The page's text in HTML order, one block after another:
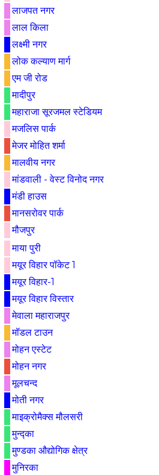
लाजपत नगर
लाल किला
लक्ष्मी नगर
लोक कल्याण मार्ग
एम जी रोड
मादीपुर
महाराजा सूरजमल स्टेडियम
मजलिस पार्क
मे‌‌जर मोहित शर्मा
मालवीय नगर
मांडवाली - वेस्ट विनोद नगर
मंडी हाउस
मानसरोवर पार्क
मौजपुर
माया पुरी
मयूर विहार पॉकेट 1
मयूर विहार-1
मयूर विहार विस्तार
मेवाला महाराजपुर
मॉडल टाउन
मोहन एस्टेट
मोहन नगर
मूलचन्द
मोती नगर
माइक्रोमैक्स मौलसरी
मुन्द्का
मुण्डका औद्योगिक क्षेत्र
मुनिरका